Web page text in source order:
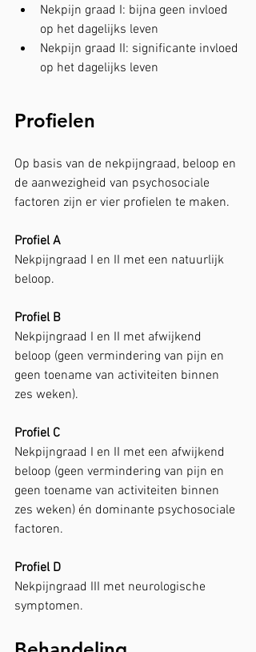
Nekpijn graad I: bijna geen invloed
op het dagelijks leven
Nekpijn graad II: significante invloed
op het dagelijks leven
Profielen
Op basis van de nekpijngraad, beloop en
de aanwezigheid van psychosociale
factoren zijn er vier profielen te maken.
Profiel A
Nekpijngraad I en II met een natuurlijk
beloop.
Profiel B
Nekpijngraad I en II met afwijkend
beloop (geen vermindering van pijn en
geen toename van activiteiten binnen
zes weken).
Profiel C
Nekpijngraad I en II met een afwijkend
beloop (geen vermindering van pijn en
geen toename van activiteiten binnen
zes weken) én dominante psychosociale
factoren.
Profiel D
Nekpijngraad III met neurologische
symptomen.